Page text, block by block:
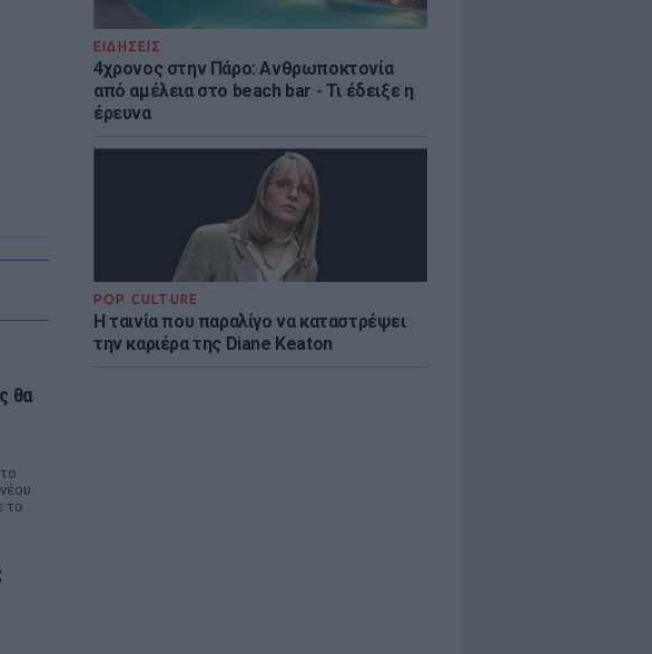
ΕΙΔΗΣΕΙΣ
4χρονος στην Πάρο: Ανθρωποκτονία
από αμέλεια στο beach bar - Τι έδειξε η
έρευνα
POP CULTURE
Η ταινία που παραλίγο να καταστρέψει
την καριέρα της Diane Keaton
θα
το